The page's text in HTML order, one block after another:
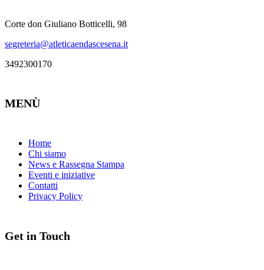
Corte don Giuliano Botticelli, 98
segreteria@atleticaendascesena.it
3492300170
MENÙ
Home
Chi siamo
News e Rassegna Stampa
Eventi e iniziative
Contatti
Privacy Policy
Get in Touch